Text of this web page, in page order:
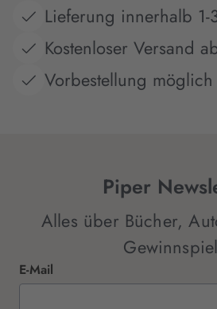
Lieferung innerhalb 1-
Kostenloser Versand
Vorbestellung möglich
Piper
Alles über Bücher,
E-Mail